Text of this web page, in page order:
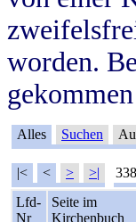
worden.
Alles Suchen
|< < > >|
Lfd-
Nr
Seite im
Kirchenbuch